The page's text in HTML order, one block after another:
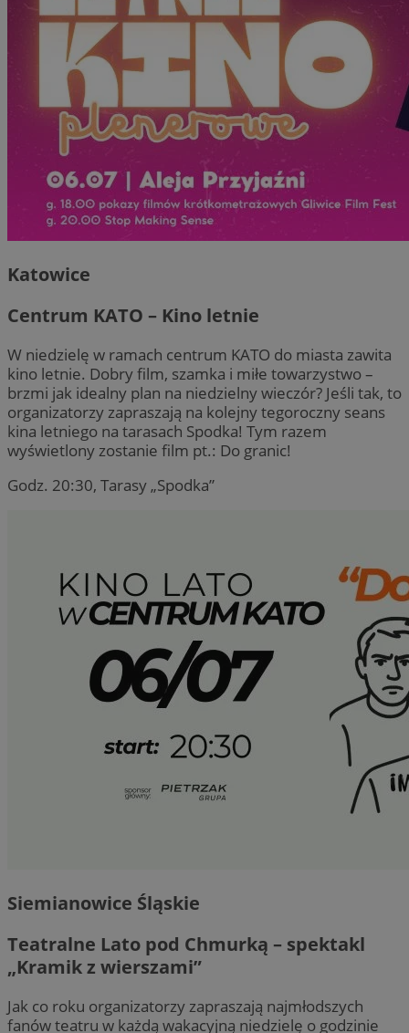
Katowice
Centrum KATO – Kino letnie
W niedzielę w ramach centrum KATO do miasta zawita
kino letnie. Dobry film, szamka i miłe towarzystwo –
brzmi jak idealny plan na niedzielny wieczór? Jeśli tak, to
organizatorzy zapraszają na kolejny tegoroczny seans
kina letniego na tarasach Spodka! Tym razem
wyświetlony zostanie film pt.: Do granic!
Godz. 20:30, Tarasy „Spodka”
Siemianowice Śląskie
Teatralne Lato pod Chmurką – spektakl
„Kramik z wierszami”
Jak co roku organizatorzy zapraszają najmłodszych
fanów teatru w każdą wakacyjną niedzielę o godzinie